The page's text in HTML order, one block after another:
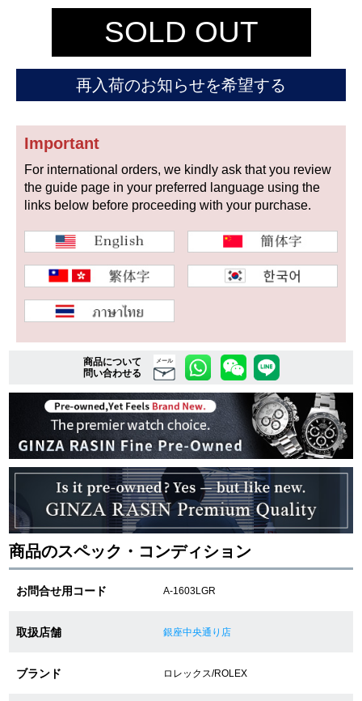
コンスタンタン
チューダー
商品の状態から探す
新品 未使用品
中古品 アンティーク品
WEB限定品 SALE
複数条件で商品を絞り込む
ご利用ガイド
GINZA RASINのプレミアムクオリティについて
送料・お支払方法
ショッピングローンの流れ
よくある質問
お問い合わせ
SOLD OUT
再入荷のお知らせを希望する
Important
For international orders, we kindly ask that you review
the guide page in your preferred language using the
links below before proceeding with your purchase.
商品について
問い合わせる
メール
商品のスペック・コンディション
お問合せ用コード A-1603LGR
取扱店舗 銀座中央通り店
ブランド ロレックス/ROLEX